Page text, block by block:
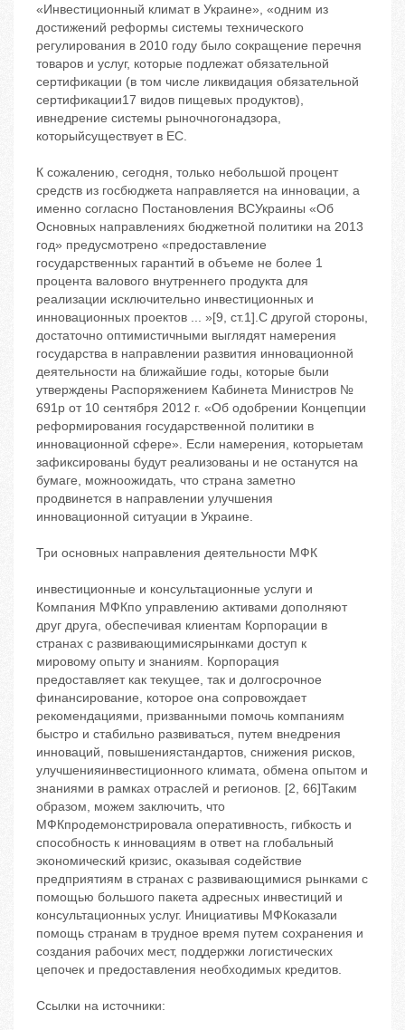
«Инвестиционный климат в Украине», «одним из
достижений реформы системы технического
регулирования в 2010 году было сокращение перечня
товаров и услуг, которые подлежат обязательной
сертификации (в том числе ликвидация обязательной
сертификации17 видов пищевых продуктов),
ивнедрение системы рыночногонадзора,
которыйсуществует в ЕС.
К сожалению, сегодня, только небольшой процент
средств из госбюджета направляется на инновации, а
именно согласно Постановления ВСУкраины «Об
Основных направлениях бюджетной политики на 2013
год» предусмотрено «предоставление
государственных гарантий в объеме не более 1
процента валового внутреннего продукта для
реализации исключительно инвестиционных и
инновационных проектов ... »[9, ст.1].С другой стороны,
достаточно оптимистичными выглядят намерения
государства в направлении развития инновационной
деятельности на ближайшие годы, которые были
утверждены Распоряжением Кабинета Министров №
691р от 10 сентября 2012 г. «Об одобрении Концепции
реформирования государственной политики в
инновационной сфере». Если намерения, которыетам
зафиксированы будут реализованы и не останутся на
бумаге, можноожидать, что страна заметно
продвинется в направлении улучшения
инновационной ситуации в Украине.
Три основных направления деятельности МФК
инвестиционные и консультационные услуги и
Компания МФКпо управлению активами дополняют
друг друга, обеспечивая клиентам Корпорации в
странах с развивающимисярынками доступ к
мировому опыту и знаниям. Корпорация
предоставляет как текущее, так и долгосрочное
финансирование, которое она сопровождает
рекомендациями, призванными помочь компаниям
быстро и стабильно развиваться, путем внедрения
инноваций, повышениястандартов, снижения рисков,
улучшенияинвестиционного климата, обмена опытом и
знаниями в рамках отраслей и регионов. [2, 66]Таким
образом, можем заключить, что
МФКпродемонстрировала оперативность, гибкость и
способность к инновациям в ответ на глобальный
экономический кризис, оказывая содействие
предприятиям в странах с развивающимися рынками с
помощью большого пакета адресных инвестиций и
консультационных услуг. Инициативы МФКоказали
помощь странам в трудное время путем сохранения и
создания рабочих мест, поддержки логистических
цепочек и предоставления необходимых кредитов.
Ссылки на источники: